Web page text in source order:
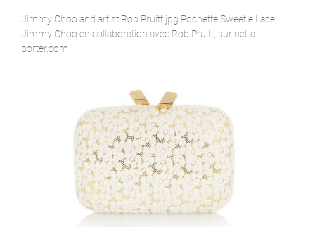
Jimmy Choo and artist Rob Pruitt.jpg Pochette Sweetie Lace,
Jimmy Choo en collaboration avec Rob Pruitt, sur net-a-
porter.com